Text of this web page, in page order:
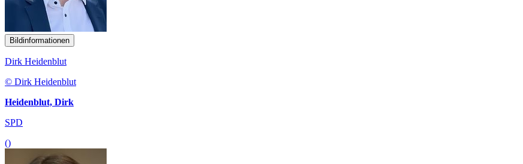
Bildinformationen
Dirk Heidenblut
© Dirk Heidenblut
Heidenblut, Dirk
SPD
()